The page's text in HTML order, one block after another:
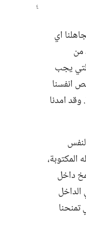
اي
من
يجب
انفسنا
امدنا
المكتوبة،‏
داخل
تمنحنا